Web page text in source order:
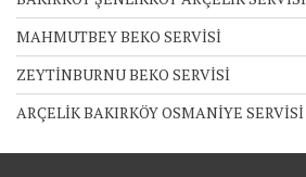
MAHMUTBEY BEKO SERVİSİ
ZEYTİNBURNU BEKO SERVİSİ
ARÇELİK BAKIRKÖY OSMANİYE SERVİSİ